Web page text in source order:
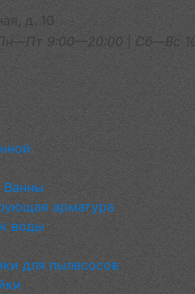
д. 10
9:00—20:00
Сб—Вс
арматура
воды
для пылесосов